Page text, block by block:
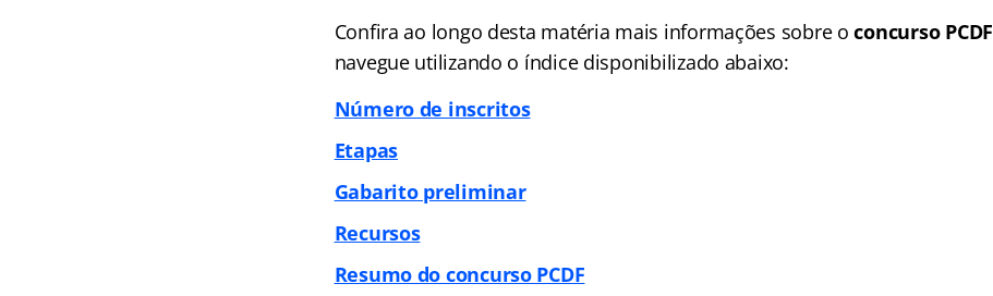
Confira ao longo desta matéria mais informações sobre oconcurso PCDF
navegue utilizando o índice disponibilizado abaixo:
Número de inscritos
Etapas
Gabarito preliminar
Recursos
Resumo do concurso PCDF